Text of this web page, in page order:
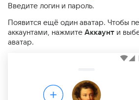
Введите логин и пароль.
Появится ещё один аватар. Чтобы
аккаунтами, нажмите Аккаунт и
аватар.